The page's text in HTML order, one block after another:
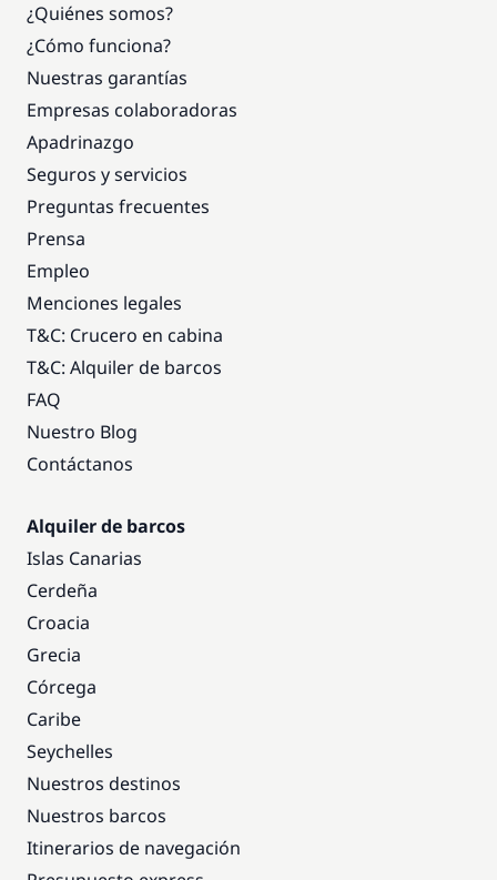
¿Quiénes somos?
¿Cómo funciona?
Nuestras garantías
Empresas colaboradoras
Apadrinazgo
Seguros y servicios
Preguntas frecuentes
Prensa
Empleo
Menciones legales
T&C: Crucero en cabina
T&C: Alquiler de barcos
FAQ
Nuestro Blog
Contáctanos
Alquiler de barcos
Islas Canarias
Cerdeña
Croacia
Grecia
Córcega
Caribe
Seychelles
Nuestros destinos
Nuestros barcos
Itinerarios de navegación